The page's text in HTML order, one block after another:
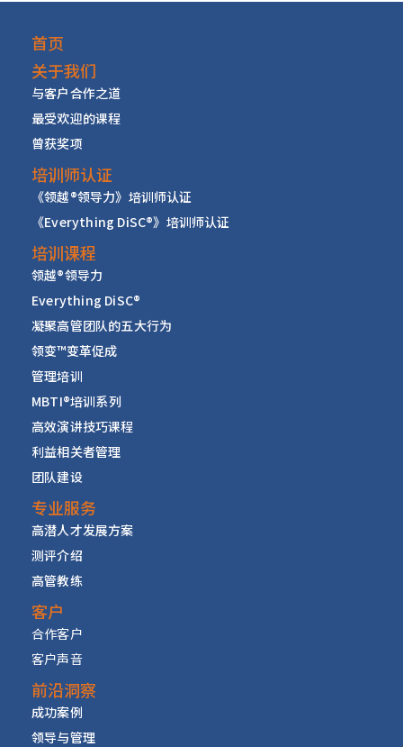
首页
关于我们
与客户合作之道
最受欢迎的课程
曾获奖项
培训师认证
《领越®领导力》培训师认证
《Everything DiSC®》培训师认证
培训课程
领越®领导力
Everything DiSC®
凝聚高管团队的五大行为
领变™变革促成
管理培训
MBTI®培训系列
高效演讲技巧课程
利益相关者管理
团队建设
专业服务
高潜人才发展方案
测评介绍
高管教练
客户
合作客户
客户声音
前沿洞察
成功案例
领导与管理